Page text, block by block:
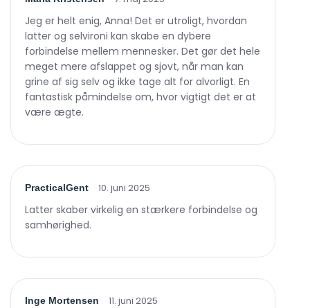
Jeg er helt enig, Anna! Det er utroligt, hvordan
latter og selvironi kan skabe en dybere
forbindelse mellem mennesker. Det gør det hele
meget mere afslappet og sjovt, når man kan
grine af sig selv og ikke tage alt for alvorligt. En
fantastisk påmindelse om, hvor vigtigt det er at
være ægte.
PracticalGent 10. juni 2025
Latter skaber virkelig en stærkere forbindelse og
samhørighed.
Inge Mortensen 11. juni 2025